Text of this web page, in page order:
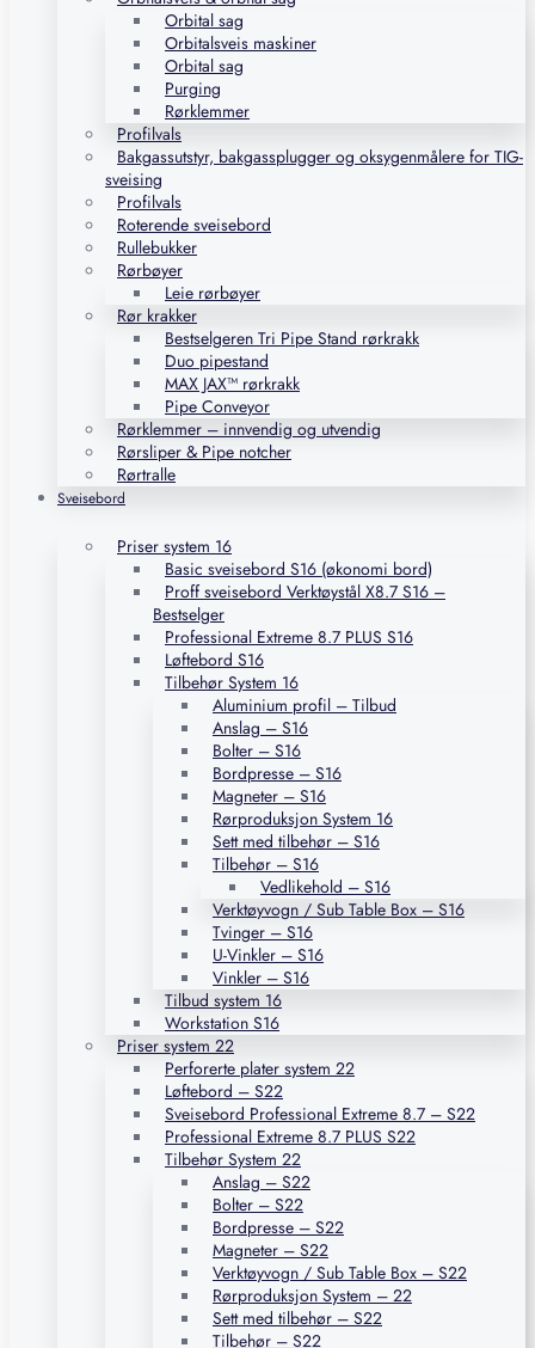
Orbital sag
Orbitalsveis maskiner
Orbital sag
Purging
Rørklemmer
Profilvals
Bakgassutstyr, bakgassplugger og oksygenmålere for TIG-
sveising
Profilvals
Roterende sveisebord
Rullebukker
Rørbøyer
Leie rørbøyer
Rør krakker
Bestselgeren Tri Pipe Stand rørkrakk
Duo pipestand
MAX JAX™ rørkrakk
Pipe Conveyor
Rørklemmer – innvendig og utvendig
Rørsliper & Pipe notcher
Rørtralle
Sveisebord
Priser system 16
Basic sveisebord S16 (økonomi bord)
Proff sveisebord Verktøystål X8.7 S16 –
Bestselger
Professional Extreme 8.7 PLUS S16
Løftebord S16
Tilbehør System 16
Aluminium profil – Tilbud
Anslag – S16
Bolter – S16
Bordpresse – S16
Magneter – S16
Rørproduksjon System 16
Sett med tilbehør – S16
Tilbehør – S16
Vedlikehold – S16
Verktøyvogn / Sub Table Box – S16
Tvinger – S16
U-Vinkler – S16
Vinkler – S16
Tilbud system 16
Workstation S16
Priser system 22
Perforerte plater system 22
Løftebord – S22
Sveisebord Professional Extreme 8.7 – S22
Professional Extreme 8.7 PLUS S22
Tilbehør System 22
Anslag – S22
Bolter – S22
Bordpresse – S22
Magneter – S22
Verktøyvogn / Sub Table Box – S22
Rørproduksjon System – 22
Sett med tilbehør – S22
Tilbehør – S22